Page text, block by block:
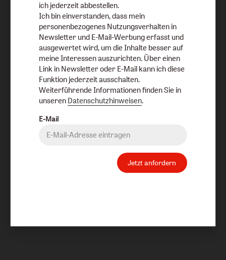
ich jederzeit abbestellen.
Ich bin einverstanden, dass mein
personenbezogenes Nutzungsverhalten in
Newsletter und E-Mail-Werbung erfasst und
ausgewertet wird, um die Inhalte besser auf
meine Interessen auszurichten. Über einen
Link in Newsletter oder E-Mail kann ich diese
Funktion jederzeit ausschalten.
Weiterführende Informationen finden Sie in
unseren Datenschutzhinweisen.
E-Mail
Jetzt anfordern